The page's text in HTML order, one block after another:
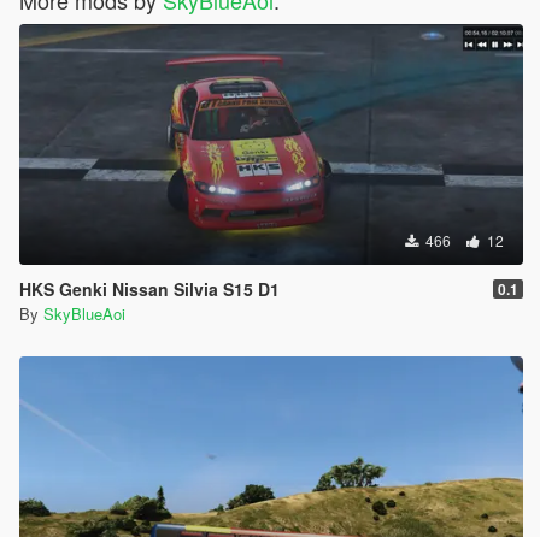
466 12
HKS Genki Nissan Silvia S15 D1 0.1
By SkyBlueAoi